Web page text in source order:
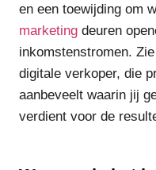
en een toewijding om
marketing deuren
inkomstenstromen.
digitale verkoper, die
aanbeveelt waarin jij
verdient voor de